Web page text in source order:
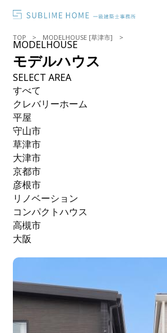
TOP MODELHOUSE [草津市]
MODELHOUSE
モデルハウス
SELECT AREA
すべて
クレバリーホーム
平屋
守山市
草津市
大津市
京都市
彦根市
リノベーション
コンパクトハウス
高槻市
大阪